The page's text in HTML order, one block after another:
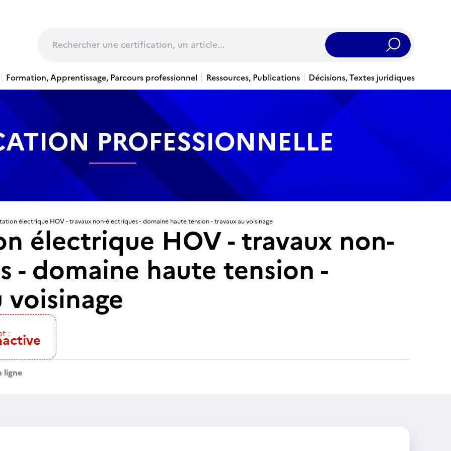
Rechercher
Formation, Apprentissage, Parcours professionnel Ressources, Publications Décisions, Textes juridiques
PROFESSIONNELLE
électrique HOV - travaux non-électriques - domaine haute tension - travaux au voisinage
électrique HOV - travaux non-
- domaine haute tension -
:
ligne